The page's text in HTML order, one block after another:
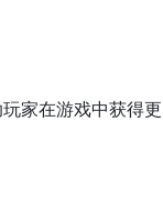
家在游戏中获得更